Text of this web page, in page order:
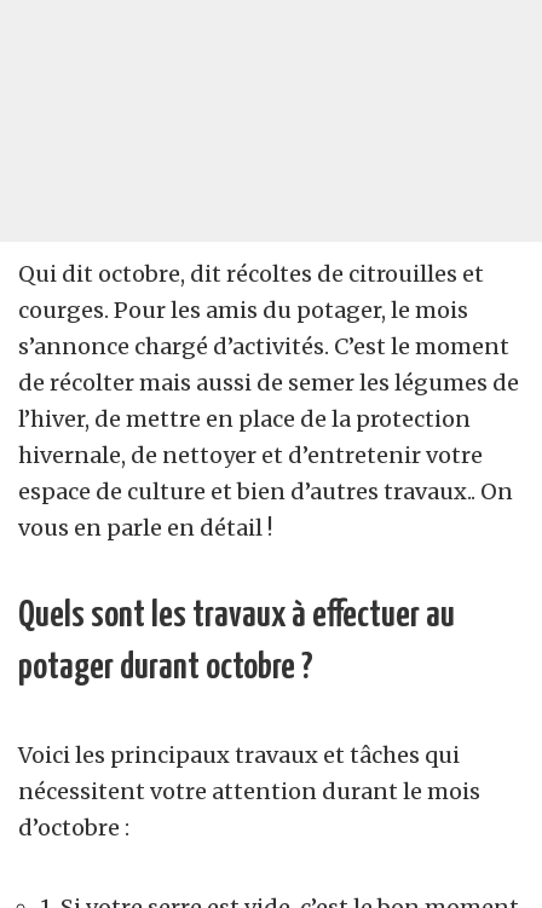
Qui dit octobre, dit récoltes de citrouilles et
courges. Pour les amis du potager, le mois
s’annonce chargé d’activités. C’est le moment
de récolter mais aussi de semer les légumes de
l’hiver, de mettre en place de la protection
hivernale, de nettoyer et d’entretenir votre
espace de culture et bien d’autres travaux.. On
vous en parle en détail !
Quels sont les travaux à effectuer au
potager durant octobre ?
Voici les principaux travaux et tâches qui
nécessitent votre attention durant le mois
d’octobre :